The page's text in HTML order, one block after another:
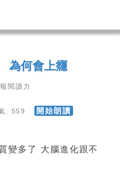
為何會上癮
閱讀力
: 559
開始朗讀
變多了 大腦進化跟不